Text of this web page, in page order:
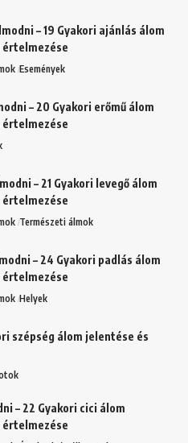
– 19 Gyakori ajánlás álom
Események
– 20 Gyakori erőmű álom
– 21 Gyakori levegő álom
Természeti álmok
– 24 Gyakori padlás álom
Helyek
szépség álom jelentése és
– 22 Gyakori cici álom